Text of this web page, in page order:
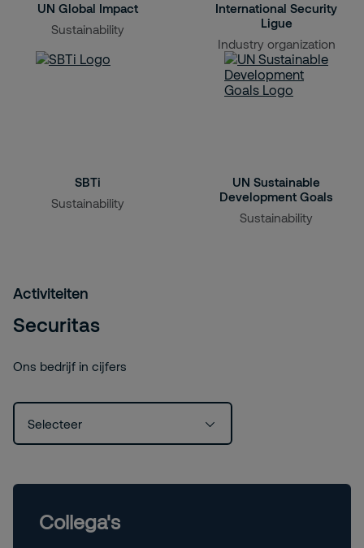
UN Global Impact
Sustainability
International Security
Ligue
Industry organization
SBTi
Sustainability
UN Sustainable
Development Goals
Sustainability
Activiteiten
Securitas
Ons bedrijf in cijfers
Selecteer
Collega's